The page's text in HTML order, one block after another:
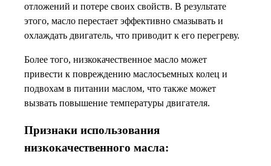
отложений и потере своих свойств. В результате
этого, масло перестает эффективно смазывать и
охлаждать двигатель, что приводит к его перегреву.
Более того, низкокачественное масло может
привести к повреждению маслосъемных колец и
подвохам в питании маслом, что также может
вызвать повышение температуры двигателя.
Признаки использования
низкокачественного масла: